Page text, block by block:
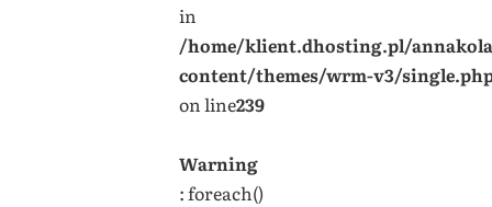
in
/home/klient.dhosting.pl/
content/themes/wrm-v3/
on line239
Warning
: foreach()